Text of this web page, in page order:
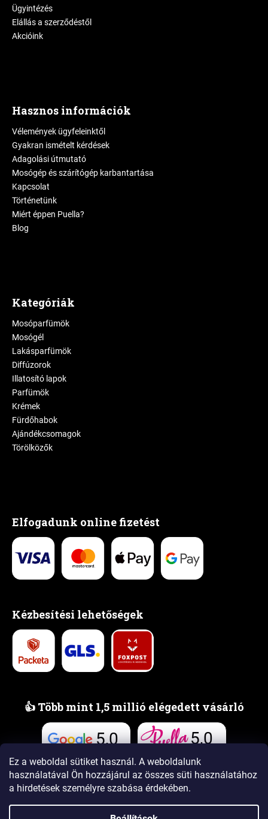
Ez a weboldal sütiket használ. A weboldalunk
használatával Ön hozzájárul az összes süti használatához
a hirdetések személyre szabása érdekében.
Ügyintézés
Elállás a szerződéstől
Akcióink
Hasznos információk
Vélemények ügyfeleinktől
Gyakran ismételt kérdések
Adagolási útmutató
Mosógép és szárítógép karbantartása
Kapcsolat
Történetünk
Miért éppen Puella?
Blog
Kategóriák
Mosóparfümök
Mosógél
Lakásparfümök
Diffúzorok
Illatosító lapok
Parfümök
Krémek
Fürdőhabok
Ajándékcsomagok
Törölközők
Elfogadunk online fizetést
Kézbesítési lehetőségek
👍 Több mint 1,5 millió elégedett vásárló
5,0
Vélemények
5,0